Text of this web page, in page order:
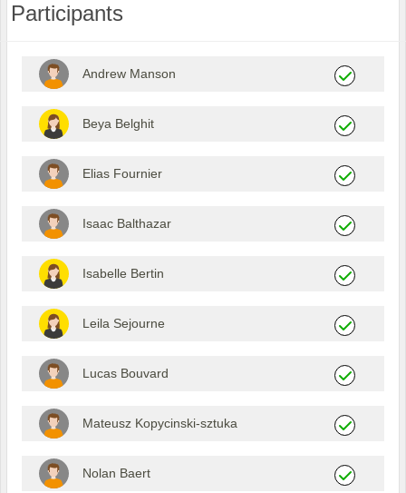
Participants
Andrew Manson
Beya Belghit
Elias Fournier
Isaac Balthazar
Isabelle Bertin
Leila Sejourne
Lucas Bouvard
Mateusz Kopycinski-sztuka
Nolan Baert